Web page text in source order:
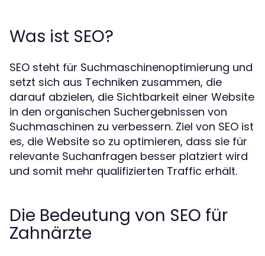
Was ist SEO?
SEO steht für Suchmaschinenoptimierung und
setzt sich aus Techniken zusammen, die
darauf abzielen, die Sichtbarkeit einer Website
in den organischen Suchergebnissen von
Suchmaschinen zu verbessern. Ziel von SEO ist
es, die Website so zu optimieren, dass sie für
relevante Suchanfragen besser platziert wird
und somit mehr qualifizierten Traffic erhält.
Die Bedeutung von SEO für
Zahnärzte